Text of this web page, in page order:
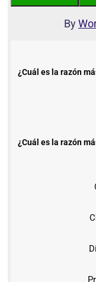
By
¿Cuál es la razón
¿Cuál es la razón